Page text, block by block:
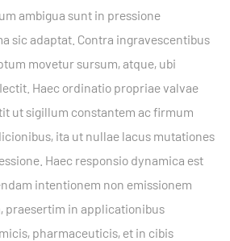
ambigua sunt in pressione
sic adaptat. Contra ingravescentibus
movetur sursum, atque, ubi
Haec ordinatio propriae valvae
ut sigillum constantem ac firmum
ita ut nullae lacus mutationes
Haec responsio dynamica est
intentionem non emissionem
praesertim in applicationibus
pharmaceuticis, et in cibis